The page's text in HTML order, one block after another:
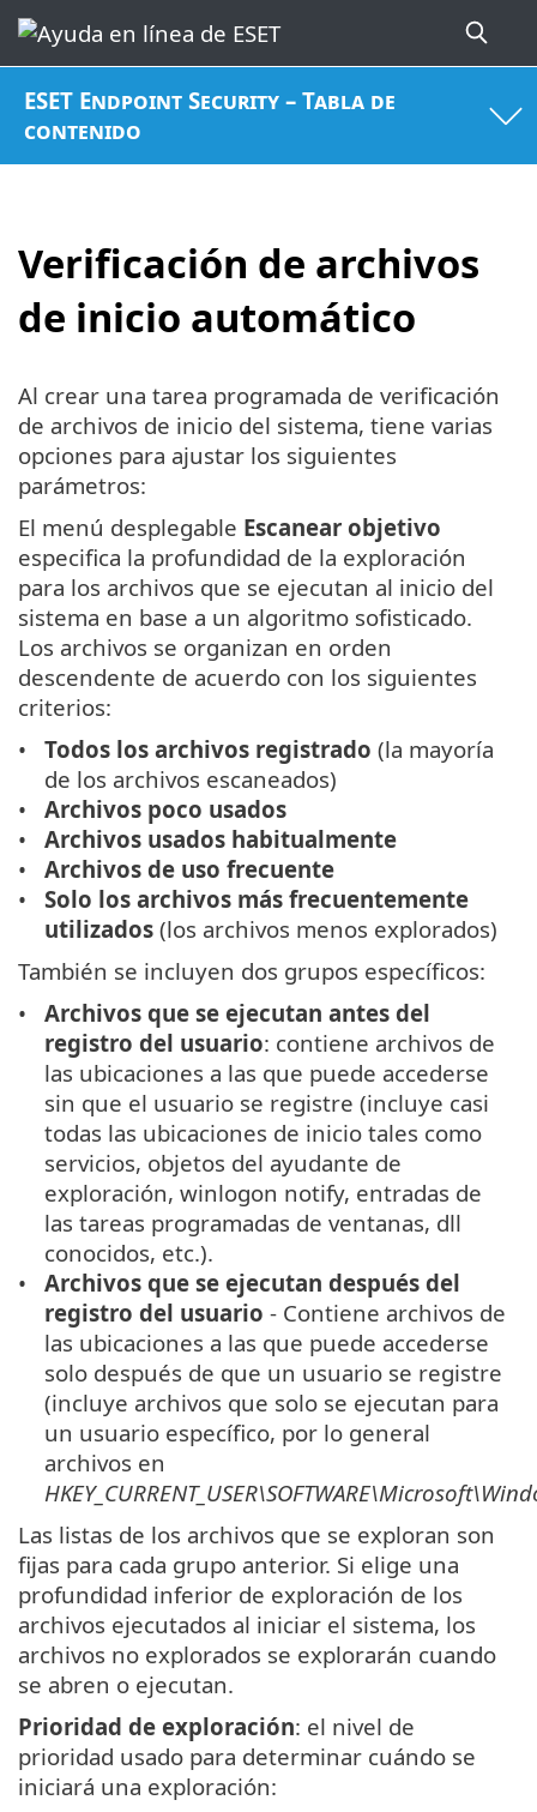
ESET Endpoint Security – Tabla de
contenido
Verificación de archivos
de inicio automático
Al crear una tarea programada de verificación
de archivos de inicio del sistema, tiene varias
opciones para ajustar los siguientes
parámetros:
El menú desplegable Escanear objetivo
especifica la profundidad de la exploración
para los archivos que se ejecutan al inicio del
sistema en base a un algoritmo sofisticado.
Los archivos se organizan en orden
descendente de acuerdo con los siguientes
criterios:
Todos los archivos registrado (la mayoría
de los archivos escaneados)
Archivos poco usados
Archivos usados habitualmente
Archivos de uso frecuente
Solo los archivos más frecuentemente
utilizados (los archivos menos explorados)
También se incluyen dos grupos específicos:
Archivos que se ejecutan antes del
registro del usuario: contiene archivos de
las ubicaciones a las que puede accederse
sin que el usuario se registre (incluye casi
todas las ubicaciones de inicio tales como
servicios, objetos del ayudante de
exploración, winlogon notify, entradas de
las tareas programadas de ventanas, dll
conocidos, etc.).
Archivos que se ejecutan después del
registro del usuario - Contiene archivos de
las ubicaciones a las que puede accederse
solo después de que un usuario se registre
(incluye archivos que solo se ejecutan para
un usuario específico, por lo general
archivos en
Las listas de los archivos que se exploran son
fijas para cada grupo anterior. Si elige una
profundidad inferior de exploración de los
archivos ejecutados al iniciar el sistema, los
archivos no explorados se explorarán cuando
se abren o ejecutan.
Prioridad de exploración: el nivel de
prioridad usado para determinar cuándo se
iniciará una exploración: